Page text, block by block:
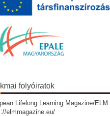
folyóiratok
Lifelong Learning Magazine/ELM:
elmmagazine.eu/